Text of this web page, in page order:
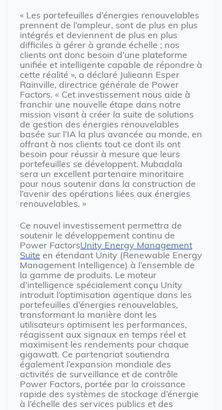
« Les portefeuilles d’énergies renouvelables
prennent de l’ampleur, sont de plus en plus
intégrés et deviennent de plus en plus
difficiles à gérer à grande échelle ; nos
clients ont donc besoin d’une plateforme
unifiée et intelligente capable de répondre à
cette réalité », a déclaré Julieann Esper
Rainville, directrice générale de Power
Factors. « Cet investissement nous aide à
franchir une nouvelle étape dans notre
mission visant à créer la suite de solutions
de gestion des énergies renouvelables
basée sur l’IA la plus avancée au monde, en
offrant à nos clients tout ce dont ils ont
besoin pour réussir à mesure que leurs
portefeuilles se développent. Mubadala
sera un excellent partenaire minoritaire
pour nous soutenir dans la construction de
l’avenir des opérations liées aux énergies
renouvelables. »
Ce nouvel investissement permettra de
soutenir le développement continu de
Power FactorsUnity Energy Management
Suite en étendant Unity (Renewable Energy
Management Intelligence) à l’ensemble de
la gamme de produits. Le moteur
d’intelligence spécialement conçu Unity
introduit l’optimisation agentique dans les
portefeuilles d’énergies renouvelables,
transformant la manière dont les
utilisateurs optimisent les performances,
réagissent aux signaux en temps réel et
maximisent les rendements pour chaque
gigawatt. Ce partenariat soutiendra
également l’expansion mondiale des
activités de surveillance et de contrôle
Power Factors, portée par la croissance
rapide des systèmes de stockage d’énergie
à l’échelle des services publics et des